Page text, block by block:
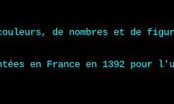
de nombres et de
en France en 1392 pour